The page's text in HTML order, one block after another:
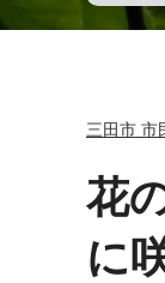
三田市 市
花
に